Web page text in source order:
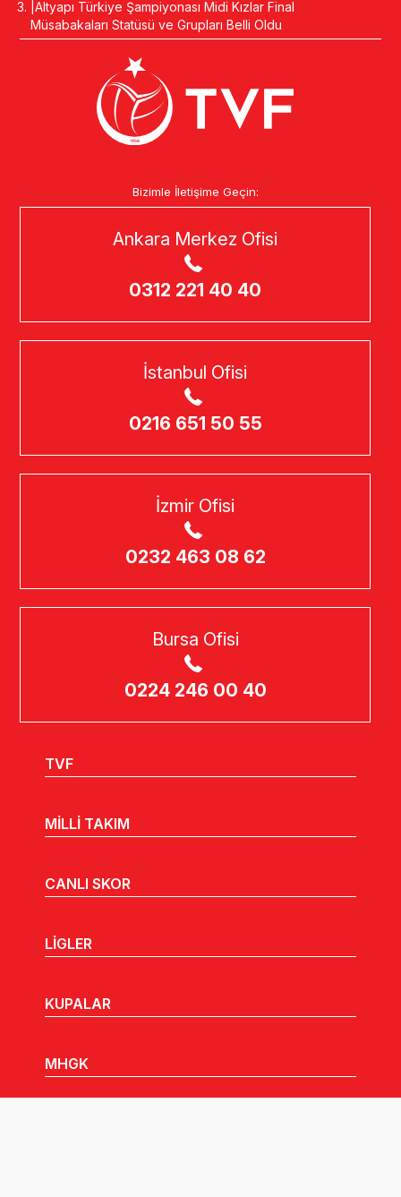
Altyapı Türkiye Şampiyonası Midi Kızlar Final
Müsabakaları Statüsü ve Grupları Belli Oldu
Bizimle İletişime Geçin:
Ankara Merkez Ofisi
0312 221 40 40
İstanbul Ofisi
0216 651 50 55
İzmir Ofisi
0232 463 08 62
Bursa Ofisi
0224 246 00 40
TVF
MİLLİ TAKIM
CANLI SKOR
LİGLER
KUPALAR
MHGK